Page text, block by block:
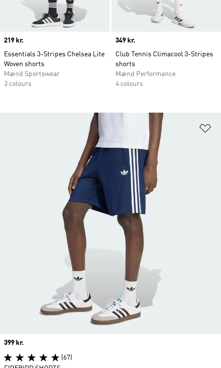
Price
219 kr.
Essentials 3-Stripes Chelsea Lite
Woven shorts
Mænd Sportswear
3 colours
Price
349 kr.
Club Tennis Climacool 3-Stripes
shorts
Mænd Performance
4 colours
Price
399 kr.
(67)